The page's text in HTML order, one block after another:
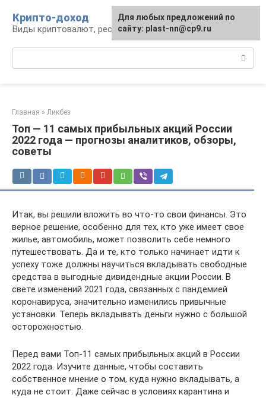
контенту
Крипто-доход
Виды криптовалют, ресурсы и сервисы
Главная » Ликбез
Топ — 11 самых прибыльных акций России
2022 года — прогнозы аналитиков, обзоры,
советы
Итак, вы решили вложить во что-то свои финансы. Это
верное решение, особенно для тех, кто уже имеет свое
жилье, автомобиль, может позволить себе немного
путешествовать. Да и те, кто только начинает идти к
успеху тоже должны научиться вкладывать свободные
средства в выгодные дивидендные акции России. В
свете изменений 2021 года, связанных с пандемией
коронавируса, значительно изменились привычные
установки. Теперь вкладывать деньги нужно с большой
осторожностью.
Перед вами Топ-11 самых прибыльных акций в России
2022 года. Изучите данные, чтобы составить
собственное мнение о том, куда нужно вкладывать, а
куда не стоит. Даже сейчас в условиях карантина и
Для любых предложений по
сайту: plast-nn@cp9.ru